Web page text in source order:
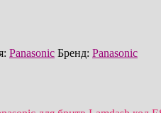
Panasonic Бренд: Panasonic